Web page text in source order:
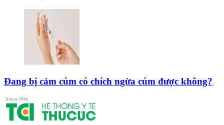
Đang bị cảm cúm có chích ngừa cúm được không?